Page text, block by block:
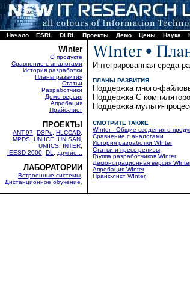
Начало ESRL DLRL Проекты Демо Цены Наука
WInter
О продукте
Сравнение с аналогами
История разработки
Планы развития
Статьи
Разработчики
Демо-версия
Апробация
Прайс-лист
ПРОЕКТЫ
ANT-97 DSPc HLCCAD
MPDS UNIICE UNISAN
UNIICS
INTER
IEESD-2000 DL другие...
ЛАБОРАТОРИИ
Встроенные системы
Дистанционное обучение
Интегрированная среда
ПЛАНЫ РАЗВИТИЯ
Поддержка много-
Поддержка C
Поддержка мульти-
СМОТРИТЕ ТАКЖЕ
WInter - Общие сведения о
Сравнение с аналогами
История разработки WInter
Статьи и пресс-релизы
Группа разработчиков WInter
Демонстрационная версия
Апробация WInter
Прайс-лист WInter